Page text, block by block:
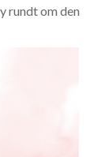
rundt om den